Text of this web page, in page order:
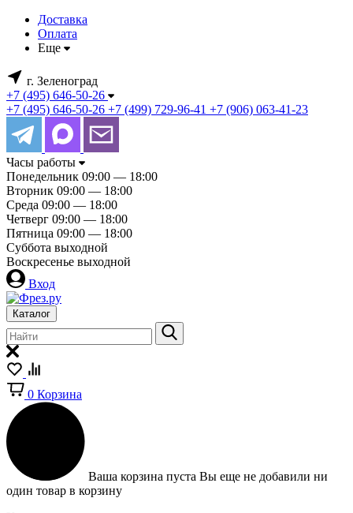
Доставка
Оплата
Еще
г. Зеленоград
+7 (495) 646-50-26
+7 (495) 646-50-26 +7 (499) 729-96-41 +7 (906) 063-41-23
Часы работы
Понедельник 09:00 — 18:00
Вторник 09:00 — 18:00
Среда 09:00 — 18:00
Четверг 09:00 — 18:00
Пятница 09:00 — 18:00
Суббота выходной
Воскресенье выходной
Вход
Каталог
0 Корзина
Ваша корзина пуста Вы еще не добавили ни
один товар в корзину